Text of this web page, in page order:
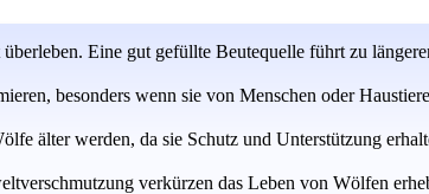
Eine gut gefüllte Beutequelle führt zu
besonders wenn sie von Menschen oder
älter werden, da sie Schutz und Unterstützung
verkürzen das Leben von Wölfen